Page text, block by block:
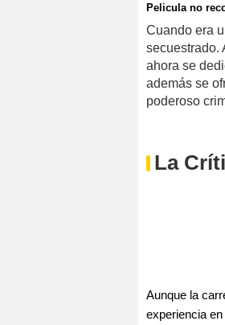
Pelicula no
Cuando era
secuestrado.
ahora se
además se
poderoso
La
Aunque la
experiencia